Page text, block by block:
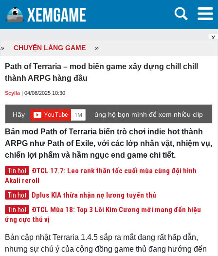
X
» CHUYỆN LÀNG GAME »
Path of Terraria – mod biến game xây dựng chill chill
thành ARPG hàng đầu
Scylla | 04/08/2025 10:30
Hãy
ủng hộ bọn mình để xem nhiều clip
game mới hơn nhé!
Bản mod Path of Terraria biến trò chơi indie hot thành
ARPG như Path of Exile, với các lớp nhân vật, nhiệm vụ,
chiến lợi phẩm và hầm ngục end game chi tiết.
Tin hot
ĐTCL 17.7: Leo rank thần tốc cuối mùa cùng đội hình
Akali reroll
Tin hot Dplus KIA thừa nhận nợ lương tuyển thủ
Tin hot
ĐTCL Mùa 18: Top 3 Lõi Kim Cương mới mang đến hiệu
ứng cực thú vị
Bản cập nhật Terraria 1.4.5 sắp ra mắt đang rất hấp dẫn,
nhưng sự chú ý của cộng đồng game thủ đang hướng đến